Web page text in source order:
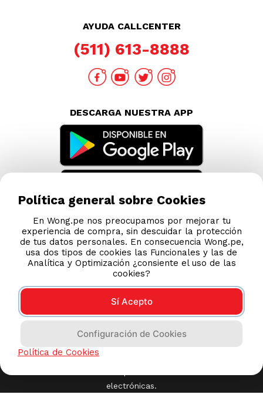
AYUDA CALLCENTER
(511) 613-8888
DESCARGA NUESTRA APP
Compras 100% seguras
electrónicas.
Política general sobre Cookies
En Wong.pe nos preocupamos por mejorar tu
experiencia de compra, sin descuidar la protección
de tus datos personales. En consecuencia Wong.pe,
usa dos tipos de cookies las Funcionales y las de
Analítica y Optimización ¿consiente el uso de las
cookies?
Sí Acepto
Configuración de Cookies
Política de Cookies